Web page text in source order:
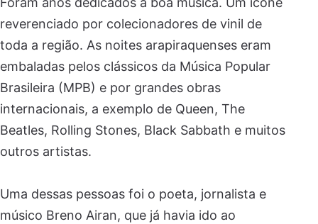
reverenciado por colecionadores de vinil de
toda a região. As noites arapiraquenses eram
embaladas pelos clássicos da Música Popular
Brasileira (MPB) e por grandes obras
internacionais, a exemplo de Queen, The
Beatles, Rolling Stones, Black Sabbath e muitos
outros artistas.
Uma dessas pessoas foi o poeta, jornalista e
músico Breno Airan, que já havia ido ao